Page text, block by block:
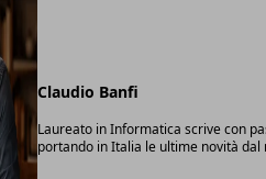
Claudio Banfi
Laureato in Informatica scrive con
portando in Italia le ultime novità dal